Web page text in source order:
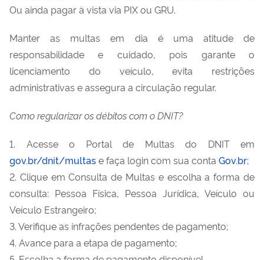
Ou ainda pagar à vista via PIX ou GRU.
Manter as multas em dia é uma atitude de
responsabilidade e cuidado, pois garante o
licenciamento do veículo, evita restrições
administrativas e assegura a circulação regular.
Como regularizar os débitos com o DNIT?
1. Acesse o Portal de Multas do DNIT em
gov.br/dnit/multase faça login com sua conta Gov.br;
2. Clique em Consulta de Multas e escolha a forma de
consulta: Pessoa Física, Pessoa Jurídica, Veículo ou
Veículo Estrangeiro;
3. Verifique as infrações pendentes de pagamento;
4. Avance para a etapa de pagamento;